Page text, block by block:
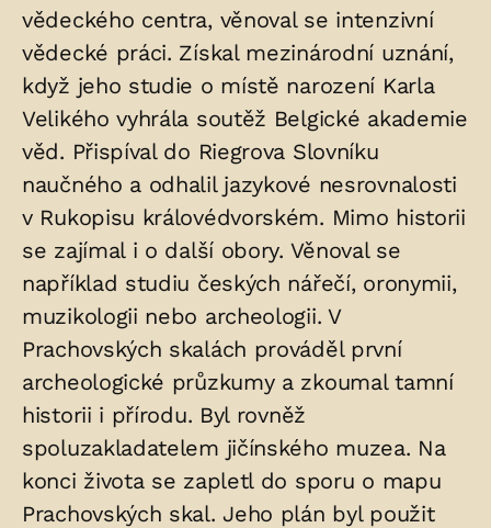
vědeckého centra, věnoval se intenzivní
vědecké práci. Získal mezinárodní uznání,
když jeho studie o místě narození Karla
Velikého vyhrála soutěž Belgické akademie
věd. Přispíval do Riegrova Slovníku
naučného a odhalil jazykové nesrovnalosti
v Rukopisu královédvorském. Mimo historii
se zajímal i o další obory. Věnoval se
například studiu českých nářečí, oronymii,
muzikologii nebo archeologii. V
Prachovských skalách prováděl první
archeologické průzkumy a zkoumal tamní
historii i přírodu. Byl rovněž
spoluzakladatelem jičínského muzea. Na
konci života se zapletl do sporu o mapu
Prachovských skal. Jeho plán byl použit